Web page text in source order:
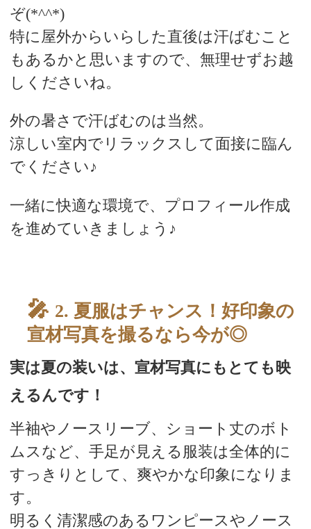
ぞ(*^^*)
特に屋外からいらした直後は汗ばむこと
もあるかと思いますので、無理せずお越
しくださいね。
外の暑さで汗ばむのは当然。
涼しい室内でリラックスして面接に臨ん
でください♪
一緒に快適な環境で、プロフィール作成
を進めていきましょう♪
スタッフブログ
2. 夏服はチャンス！好印象の
宣材写真を撮るなら今が◎
実は夏の装いは、宣材写真にもとても映
えるんです！
半袖やノースリーブ、ショート丈のボト
ムスなど、手足が見える服装は全体的に
すっきりとして、爽やかな印象になりま
す。
明るく清潔感のあるワンピースやノース